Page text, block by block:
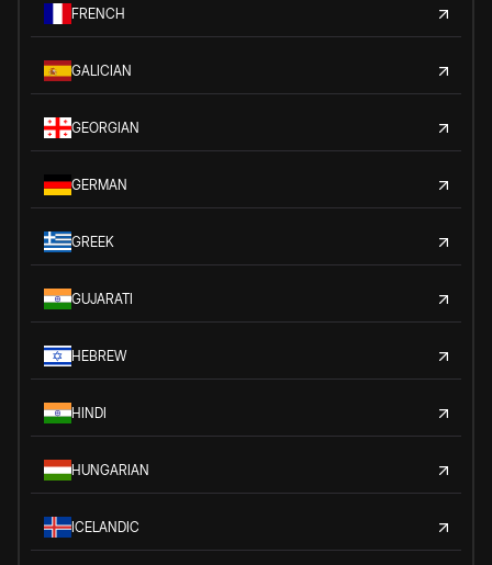
FRENCH
GALICIAN
GEORGIAN
GERMAN
GREEK
GUJARATI
HEBREW
HINDI
HUNGARIAN
ICELANDIC